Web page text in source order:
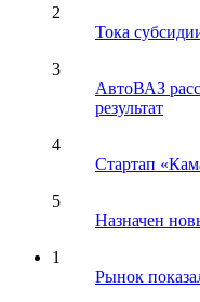
2
Тока
3
АвтоВАЗ
результат
4
Стартап
5
Назначен
1
Рынок